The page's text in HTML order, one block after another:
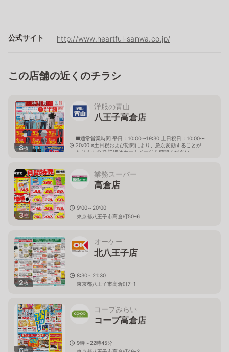
公式サイト http://www.heartful-sanwa.co.jp/
この店舗の近くのチラシ
8枚
洋服の青山
八王子高倉店
■通常営業時間 平日：10:00〜19:30 土日祝日：10:00〜
20:00 ※土日祝および期間により、急な変動することが
ありますので 詳細はホームページを確認ください
3枚
業務スーパー
高倉店
9:00～20:00
東京都八王子市高倉町50-6
2枚
オーケー
北八王子店
8:30～21:30
東京都八王子市高倉町7-1
6枚
コープみらい
コープ高倉店
9時～22時45分